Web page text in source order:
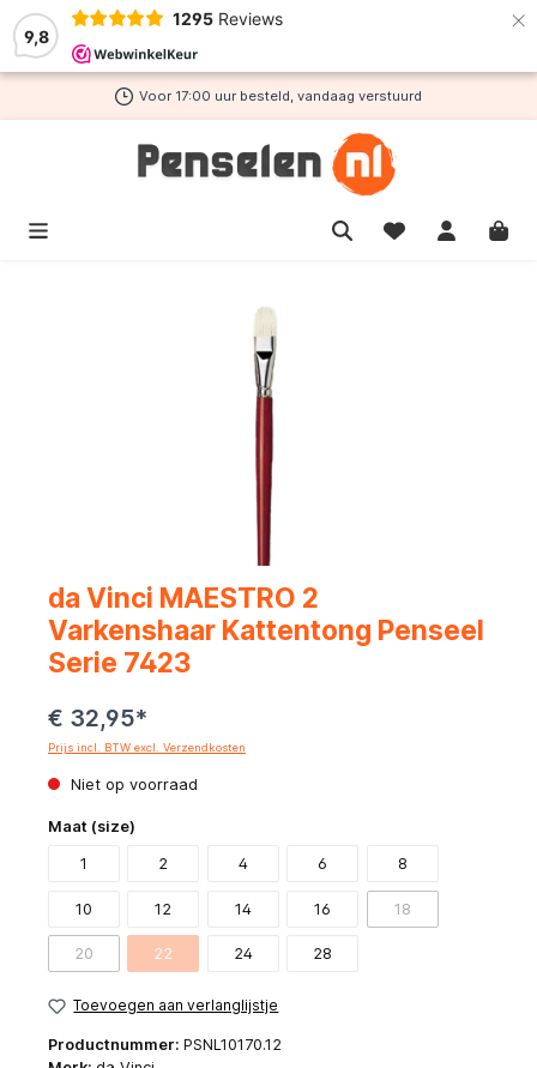
9,8
1295 Reviews ×
hoofdinhoud
Voor 17:00 uur besteld, vandaag verstuurd
da Vinci MAESTRO 2
Varkenshaar Kattentong Penseel
Serie 7423
€ 32,95*
Prijs incl. BTW excl. Verzendkosten
Niet op voorraad
Maat (size)
1 2 4 6 8
10 12 14 16 18
20 22 24 28
Toevoegen aan verlanglijstje
Productnummer: PSNL10170.12